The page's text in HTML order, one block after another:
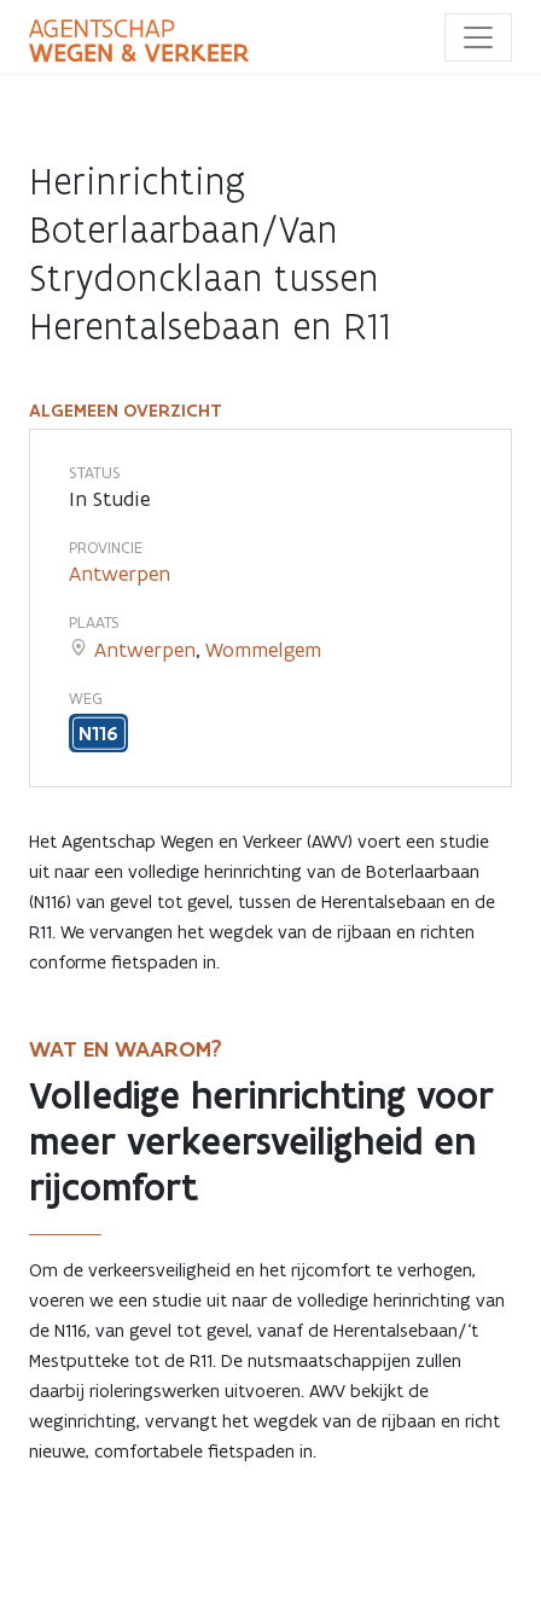
naar
Herinrichting
Boterlaarbaan/Van
Strydoncklaan tussen
Herentalsebaan en R11
Herinrichting
Boterlaarbaan/Van
Strydoncklaan
tussen
Herentalsebaan
R11
ALGEMEEN OVERZICHT
STATUS
In Studie
PROVINCIE
Antwerpen
PLAATS
Antwerpen, Wommelgem
WEG
N116
Het Agentschap Wegen en Verkeer (AWV) voert een studie
uit naar een volledige herinrichting van de Boterlaarbaan
(N116) van gevel tot gevel, tussen de Herentalsebaan en de
R11. We vervangen het wegdek van de rijbaan en richten
conforme fietspaden in.
WAT EN WAAROM?
Volledige herinrichting voor
meer verkeersveiligheid en
rijcomfort
Om de verkeersveiligheid en het rijcomfort te verhogen,
voeren we een studie uit naar de volledige herinrichting van
de N116, van gevel tot gevel, vanaf de Herentalsebaan/‘t
Mestputteke tot de R11. De nutsmaatschappijen zullen
daarbij rioleringswerken uitvoeren. AWV bekijkt de
weginrichting, vervangt het wegdek van de rijbaan en richt
nieuwe, comfortabele fietspaden in.